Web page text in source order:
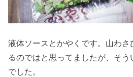
液体ソースとかやくです。山わ
るのではと思ってましたが、そ
でした。